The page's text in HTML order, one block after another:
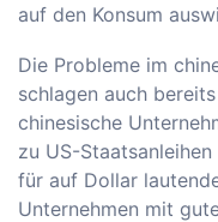
auf den Konsum
Die Probleme im
schlagen auch
chinesische
zu US-
für auf Dollar
Unternehmen mit